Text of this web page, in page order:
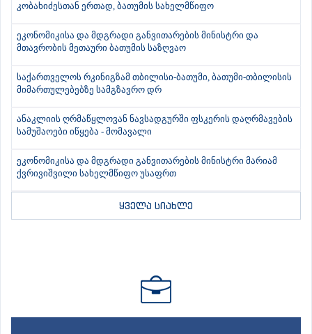
კობახიძესთან ერთად, ბათუმის სახელმწიფო
ეკონომიკისა და მდგრადი განვითარების მინისტრი და
მთავრობის მეთაური ბათუმის საზღვაო
საქართველოს რკინიგზამ თბილისი-ბათუმი, ბათუმი-თბილისის
მიმართულებებზე სამგზავრო დრ
ანაკლიის ღრმაწყლოვან ნავსადგურში ფსკერის დაღრმავების
სამუშაოები იწყება - მომავალი
ეკონომიკისა და მდგრადი განვითარების მინისტრი მარიამ
ქვრივიშვილი სახელმწიფო უსაფრთ
ყველა სიახლე